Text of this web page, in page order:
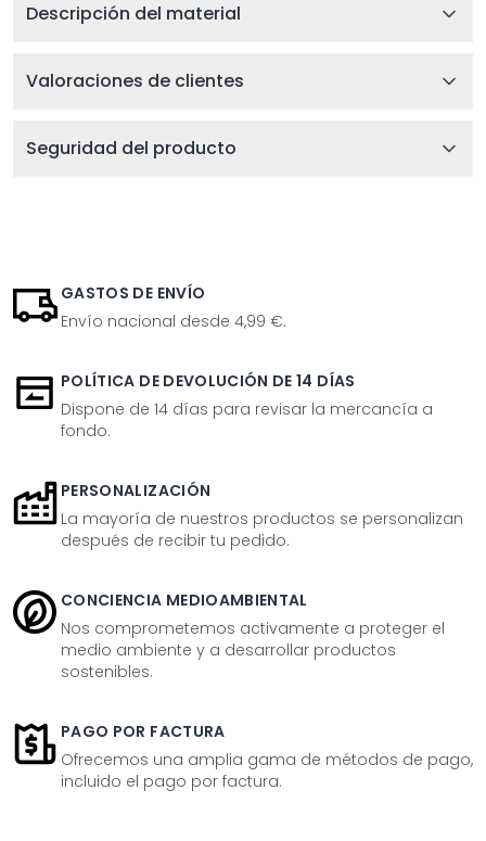
Descripción del material
Valoraciones de clientes
Seguridad del producto
GASTOS DE ENVÍO
Envío nacional desde 4,99 €.
POLÍTICA DE DEVOLUCIÓN DE 14 DÍAS
Dispone de 14 días para revisar la mercancía a
fondo.
PERSONALIZACIÓN
La mayoría de nuestros productos se personalizan
después de recibir tu pedido.
CONCIENCIA MEDIOAMBIENTAL
Nos comprometemos activamente a proteger el
medio ambiente y a desarrollar productos
sostenibles.
PAGO POR FACTURA
Ofrecemos una amplia gama de métodos de pago,
incluido el pago por factura.